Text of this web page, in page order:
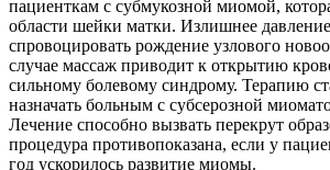
пациенткам с субмукозной миомой,
области шейки матки. Излишнее
спровоцировать рождение узлового
случае массаж приводит к открытию
сильному болевому синдрому. Терапию
назначать больным с субсерозной
Лечение способно вызвать перекрут
процедура противопоказана, если у
год ускорилось развитие миомы.